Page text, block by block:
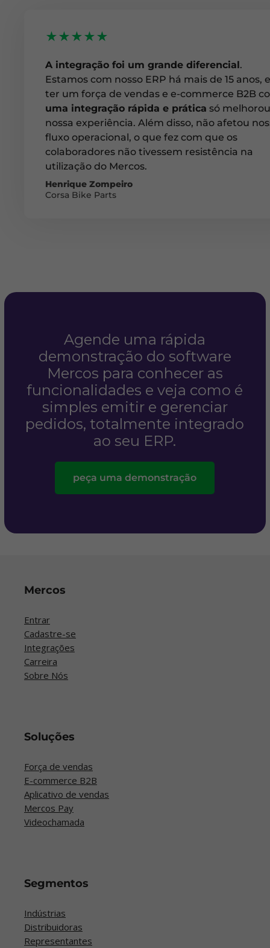
★★★★★
A integração foi um grande diferencial .
Estamos com nosso ERP há mais de 15 anos, e
ter um força de vendas e e-commerce B2B
uma integração rápida e prática só melhorou
nossa experiência. Além disso, não afetou
fluxo operacional, o que fez com que os
colaboradores não tivessem resistência na
utilização do Mercos.
Henrique Zompeiro
Corsa Bike Parts
Agende uma rápida
demonstração do software
Mercos para conhecer as
funcionalidades e veja como é
simples emitir e gerenciar
pedidos, totalmente integrado
ao seu ERP.
peça uma demonstração
Mercos
Entrar
Cadastre-se
Integrações
Carreira
Sobre Nós
Soluções
Força de vendas
E-commerce B2B
Aplicativo de vendas
Mercos Pay
Videochamada
Segmentos
Indústrias
Distribuidoras
Representantes